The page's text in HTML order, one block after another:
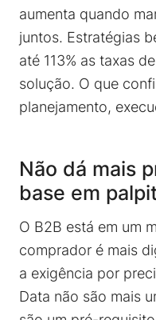
aumenta quando
juntos. Estratégias
até 113% as taxas
solução. O que
planejamento,
Não dá mais
base em
O B2B está em um
comprador é mais
a exigência por
Data não são mais